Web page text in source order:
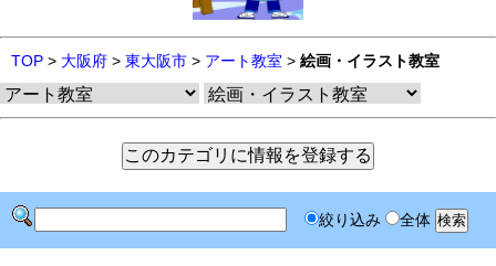
TOP > 大阪府 > 東大阪市 > アート教室 > 絵画・イラスト教室
絞り込み 全体